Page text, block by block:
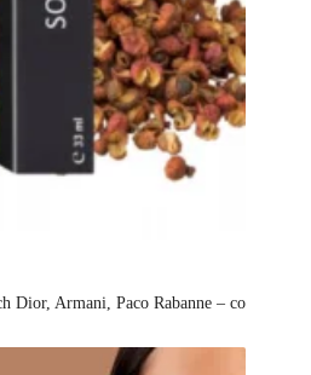
Dior, Armani, Paco Rabanne – co